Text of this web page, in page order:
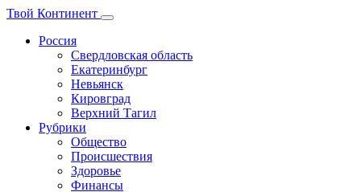
Твой Континент
Россия
Свердловская область
Екатеринбург
Невьянск
Кировград
Верхний Тагил
Рубрики
Общество
Происшествия
Здоровье
Финансы